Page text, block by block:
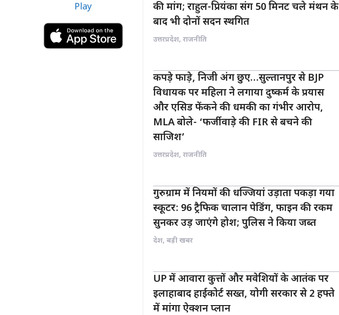
की मांग; राहुल-प्रियंका संग 50 मिनट चले मंथन के
बाद भी दोनों सदन स्थगित
उत्तरप्रदेश, राजनीति
कपड़े फाड़े, निजी अंग छुए…सुल्तानपुर से BJP
विधायक पर महिला ने लगाया दुष्कर्म के प्रयास
और एसिड फेंकने की धमकी का गंभीर आरोप,
MLA बोले- ‘फर्जीवाड़े की FIR से बचने की
साजिश’
उत्तरप्रदेश, राजनीति
गुरुग्राम में नियमों की धज्जियां उड़ाता पकड़ा गया
स्कूटर: 96 ट्रैफिक चालान पेडिंग, फाइन की रकम
सुनकर उड़ जाएंगे होश; पुलिस ने किया जब्त
देश, बड़ी खबर
UP में आवारा कुत्तों और मवेशियों के आतंक पर
इलाहाबाद हाईकोर्ट सख्त, योगी सरकार से 2 हफ्ते
में मांगा ऐक्शन प्लान